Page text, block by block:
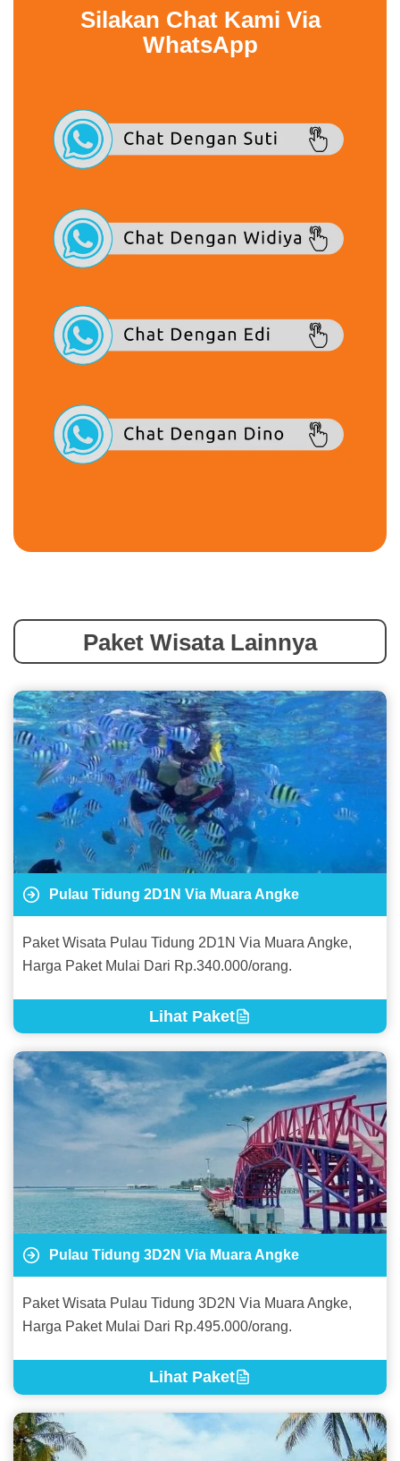
Silakan Chat Kami Via
WhatsApp
Paket Wisata Lainnya
Pulau Tidung 2D1N Via Muara Angke
Paket Wisata Pulau Tidung 2D1N Via Muara Angke,
Harga Paket Mulai Dari Rp.340.000/orang.
Lihat Paket
Pulau Tidung 3D2N Via Muara Angke
Paket Wisata Pulau Tidung 3D2N Via Muara Angke,
Harga Paket Mulai Dari Rp.495.000/orang.
Lihat Paket